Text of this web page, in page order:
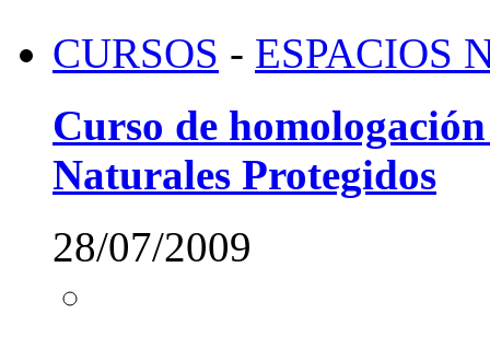
CURSOS - ESPACIOS
Curso de
Naturales Protegidos
28/07/2009